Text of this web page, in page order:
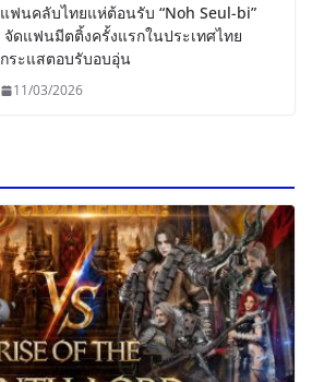
แฟนคลับไทยแห่ต้อนรับ “Noh Seul-bi”
จัดแฟนมีตติ้งครั้งแรกในประเทศไทย
กระแสตอบรับอบอุ่น
11/03/2026